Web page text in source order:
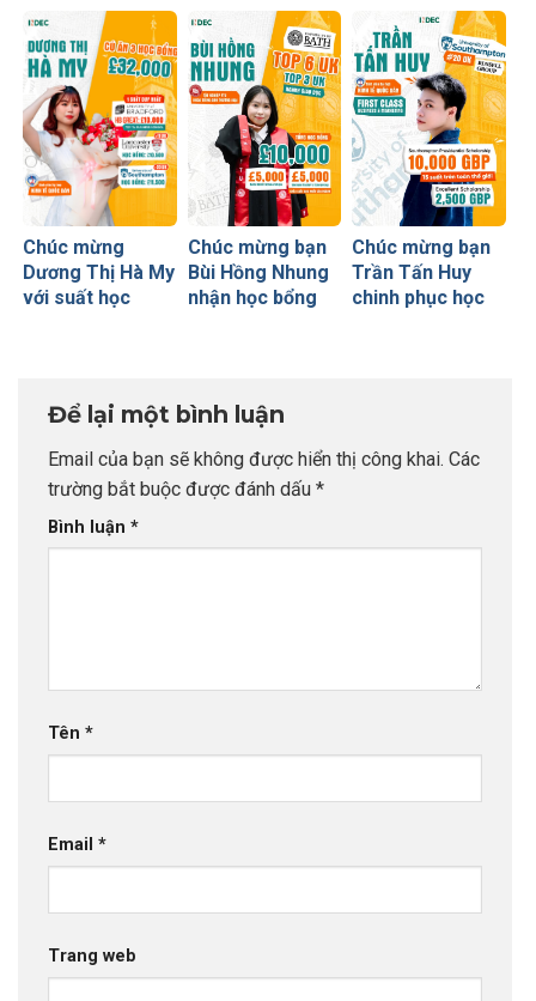
ngôi trường top
đầu UK
học bổng chưa
từng có tiền lệ từ
Earlscliffe
College
bổng 50% từ
Newcastle
University
Chúc mừng
Dương Thị Hà My
với suất học
Bradford
Chúc mừng bạn
Bùi Hồng Nhung
nhận học bổng
Chúc mừng bạn
Trần Tấn Huy
chinh phục học
Để lại một bình luận
Email của bạn sẽ không được hiển thị công khai. Các
trường bắt buộc được đánh dấu *
Bình luận *
Tên *
Email *
Trang web